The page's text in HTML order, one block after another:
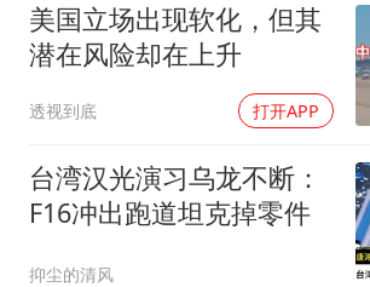
美国立场出现软化，但其
潜在风险却在上升
透视到底 打开APP
台湾汉光演习乌龙不断：
F16冲出跑道坦克掉零件
抑尘的清风